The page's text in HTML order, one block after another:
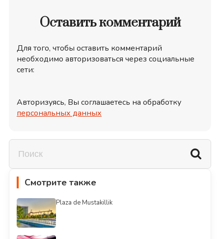
Оставить комментарий
Для того, чтобы оставить комментарий
необходимо авторизоваться через социальные
сети:
Авторизуясь, Вы соглашаетесь на обработку
персональных данных
Смотрите также
Plaza de Mustakillik